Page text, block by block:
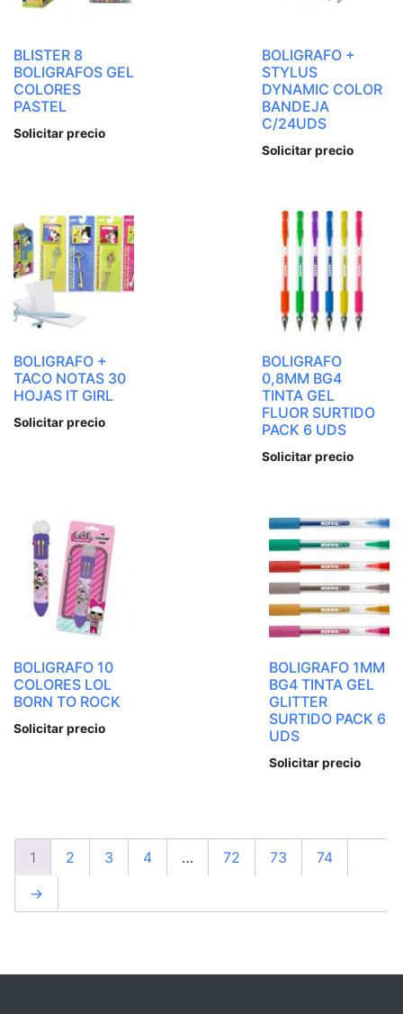
BLISTER 8
BOLIGRAFOS GEL
COLORES
PASTEL
Solicitar precio
BOLIGRAFO +
STYLUS
DYNAMIC COLOR
BANDEJA
C/24UDS
Solicitar precio
BOLIGRAFO +
TACO NOTAS 30
HOJAS IT GIRL
Solicitar precio
BOLIGRAFO
0,8MM BG4
TINTA GEL
FLUOR SURTIDO
PACK 6 UDS
Solicitar precio
BOLIGRAFO 10
COLORES LOL
BORN TO ROCK
Solicitar precio
BOLIGRAFO 1MM
BG4 TINTA GEL
GLITTER
SURTIDO PACK 6
UDS
Solicitar precio
1 2 3 4 … 72 73
74
→